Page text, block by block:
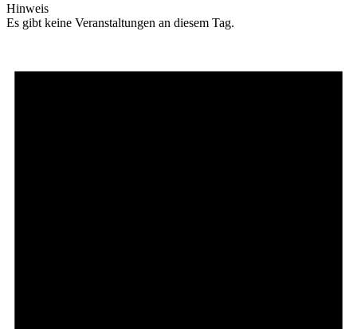
Hinweis
Es gibt keine Veranstaltungen an diesem Tag.